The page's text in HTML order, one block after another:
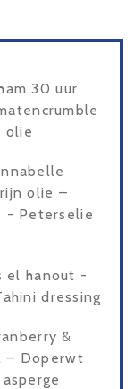
30 uur
olie
olie –
- Peterselie
el hanout -
dressing
&
– Doperwt